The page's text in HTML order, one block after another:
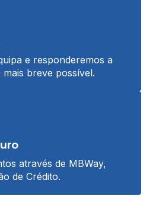
e responderemos a
breve possível.
através de MBWay,
de Crédito.